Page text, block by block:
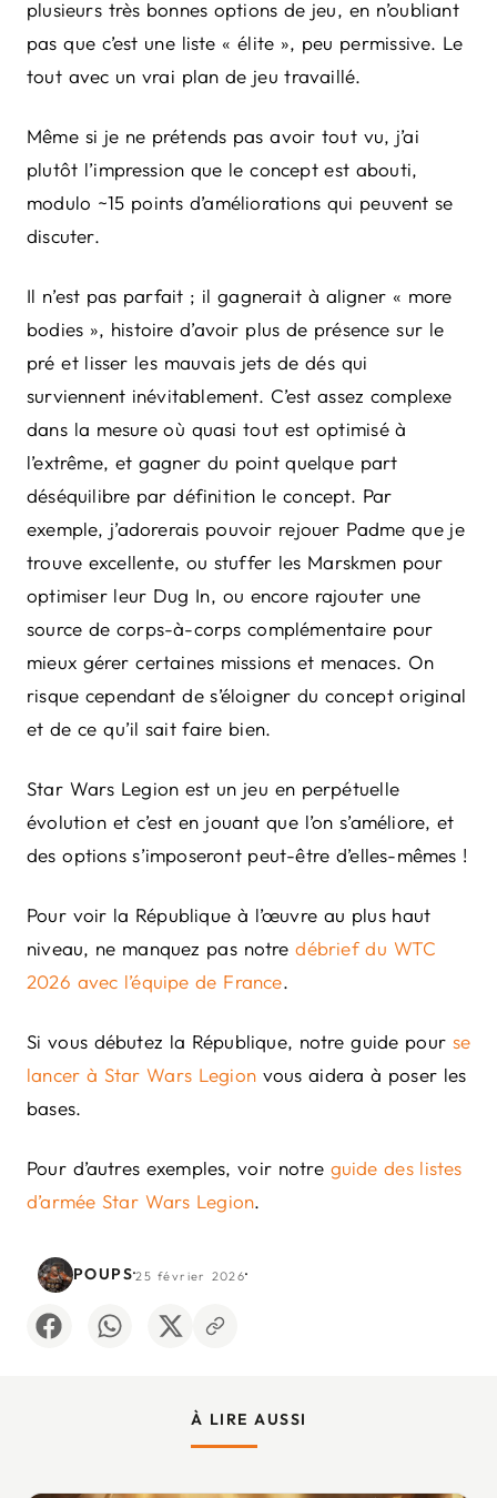
plusieurs très bonnes options de jeu, en n’oubliant
pas que c’est une liste « élite », peu permissive. Le
tout avec un vrai plan de jeu travaillé.
Même si je ne prétends pas avoir tout vu, j’ai
plutôt l’impression que le concept est abouti,
modulo ~15 points d’améliorations qui peuvent se
discuter.
Il n’est pas parfait ; il gagnerait à aligner « more
bodies », histoire d’avoir plus de présence sur le
pré et lisser les mauvais jets de dés qui
surviennent inévitablement. C’est assez complexe
dans la mesure où quasi tout est optimisé à
l’extrême, et gagner du point quelque part
déséquilibre par définition le concept. Par
exemple, j’adorerais pouvoir rejouer Padme que je
trouve excellente, ou stuffer les Marskmen pour
optimiser leur Dug In, ou encore rajouter une
source de corps-à-corps complémentaire pour
mieux gérer certaines missions et menaces. On
risque cependant de s’éloigner du concept original
et de ce qu’il sait faire bien.
Star Wars Legion est un jeu en perpétuelle
évolution et c’est en jouant que l’on s’améliore, et
des options s’imposeront peut-être d’elles-mêmes !
Pour voir la République à l’œuvre au plus haut
niveau, ne manquez pas notredébrief du WTC
2026 avec l’équipe de France.
Si vous débutez la République, notre guide pour se
lancer à Star Wars Legion vous aidera à poser les
bases.
Pour d’autres exemples, voir notre guide des listes
d’armée Star Wars Legion.
POUPS·25 février 2026·
À LIRE AUSSI